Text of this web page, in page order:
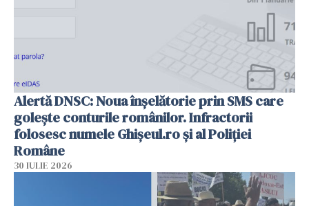
Alertă DNSC: Noua înșelătorie prin SMS care
golește conturile românilor. Infractorii
folosesc numele Ghișeul.ro și al Poliției
Române
30 IULIE 2026